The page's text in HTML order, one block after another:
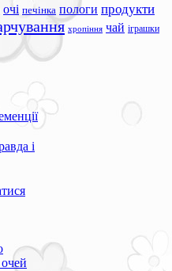
очі печінка пологи продукти
хропіння чай іграшки
і